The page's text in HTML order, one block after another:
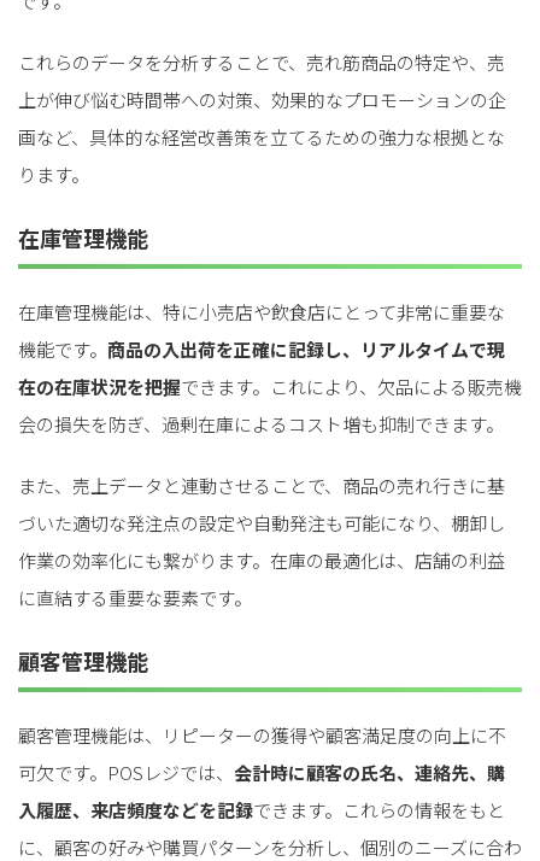
これらのデータを分析することで、売れ筋商品の特定や、売
上が伸び悩む時間帯への対策、効果的なプロモーションの企
画など、具体的な経営改善策を立てるための強力な根拠とな
ります。
在庫管理機能
在庫管理機能は、特に小売店や飲食店にとって非常に重要な
機能です。 商品の入出荷を正確に記録し、リアルタイムで現
在の在庫状況を把握できます。これにより、欠品による販売機
会の損失を防ぎ、過剰在庫によるコスト増も抑制できます。
また、売上データと連動させることで、商品の売れ行きに基
づいた適切な発注点の設定や自動発注も可能になり、棚卸し
作業の効率化にも繋がります。在庫の最適化は、店舗の利益
に直結する重要な要素です。
顧客管理機能
顧客管理機能は、リピーターの獲得や顧客満足度の向上に不
可欠です。POSレジでは、 会計時に顧客の氏名、連絡先、購
入履歴、来店頻度などを記録できます。これらの情報をもと
に、顧客の好みや購買パターンを分析し、個別のニーズに合わ